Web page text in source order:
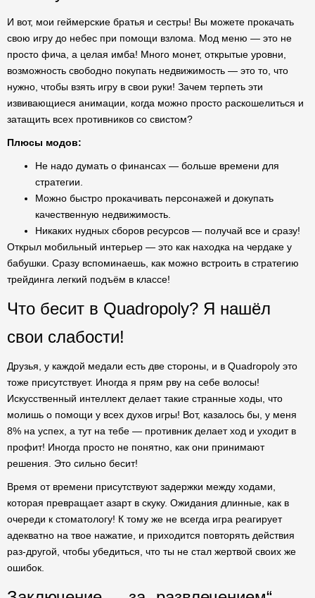
И вот, мои геймерские братья и сестры! Вы можете прокачать
свою игру до небес при помощи взлома. Мод меню — это не
просто фича, а целая имба! Много монет, открытые уровни,
возможность свободно покупать недвижимость — это то, что
нужно, чтобы взять игру в свои руки! Зачем терпеть эти
извивающиеся анимации, когда можно просто раскошелиться и
затащить всех противников со свистом?
Плюсы модов:
Не надо думать о финансах — больше времени для
стратегии.
Можно быстро прокачивать персонажей и докупать
качественную недвижимость.
Никаких нудных сборов ресурсов — получай все и сразу!
Открыл мобильный интерьер — это как находка на чердаке у
бабушки. Сразу вспоминаешь, как можно встроить в стратегию
трейдинга легкий подъём в классе!
Что бесит в Quadropoly? Я нашёл
свои слабости!
Друзья, у каждой медали есть две стороны, и в Quadropoly это
тоже присутствует. Иногда я прям рву на себе волосы!
Искусственный интеллект делает такие странные ходы, что
молишь о помощи у всех духов игры! Вот, казалось бы, у меня
8% на успех, а тут на тебе — противник делает ход и уходит в
профит! Иногда просто не понятно, как они принимают
решения. Это сильно бесит!
Время от времени присутствуют задержки между ходами,
которая превращает азарт в скуку. Ожидания длинные, как в
очереди к стоматологу! К тому же не всегда игра реагирует
адекватно на твое нажатие, и приходится повторять действия
раз-другой, чтобы убедиться, что ты не стал жертвой своих же
ошибок.